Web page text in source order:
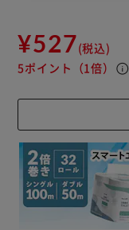
¥527(税込)
5ポイント （1倍） info